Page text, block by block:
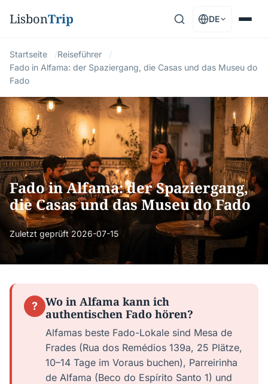
LisbonTrip DE
Startseite
Reiseführer
Fado in Alfama: der Spaziergang, die Casas und das Museu do
Fado
Fado in Alfama: der Spaziergang,
die Casas und das Museu do Fado
Zuletzt geprüft 2026-07-15
?
Wo in Alfama kann ich
authentischen Fado hören?
Alfamas beste Fado-Lokale sind Mesa de
Frades (Rua dos Remédios 139a, 25 Plätze,
10–14 Tage im Voraus buchen), Parreirinha
de Alfama (Beco do Espírito Santo 1) und